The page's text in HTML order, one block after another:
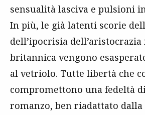
sensualità lasciva e pulsioni
In più, le già latenti scorie
dell’ipocrisia
britannica vengono
al vetriolo. Tutte libertà che
compromettono una fedeltà
romanzo, ben riadattato